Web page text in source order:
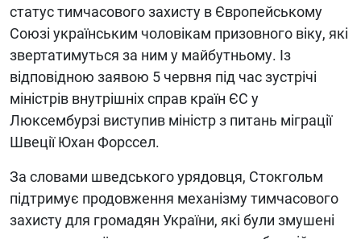
статус тимчасового захисту в Європейському
Союзі українським чоловікам призовного віку, які
звертатимуться за ним у майбутньому. Із
відповідною заявою 5 червня під час зустрічі
міністрів внутрішніх справ країн ЄС у
Люксембурзі виступив міністр з питань міграції
Швеції Юхан Форссел.
За словами шведського урядовця, Стокгольм
підтримує продовження механізму тимчасового
захисту для громадян України, які були змушені